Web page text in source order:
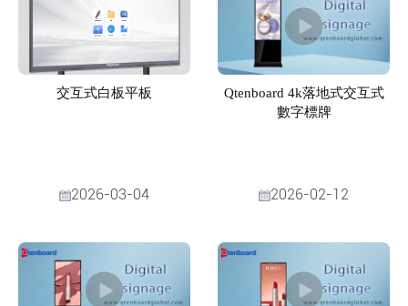
交互式白板平板
2026-03-04
Qtenboard 4k落地式交互式
數字標牌
2026-02-12